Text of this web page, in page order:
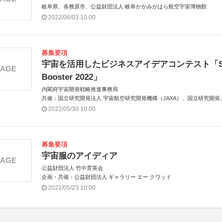
岐阜県、各務原市、公益財団法人 岐阜かかみがはら航空宇宙博物館
2022/06/03 10:00
募集要項
宇宙を活用したビジネスアイデアコンテスト「
Booster 2022」
内閣府宇宙開発戦略推進事務局
共催：国立研究開発法人 宇宙航空研究開発機構（JAXA）、国立研究開発
人 新エネルギー・産業技術総合開発機構（NEDO）
2022/05/30 10:00
募集要項
宇宙服のアイディア
公益財団法人 竹中育英会
企画・共催：公益財団法人 ギャラリー エー クワッド
2022/05/23 10:00